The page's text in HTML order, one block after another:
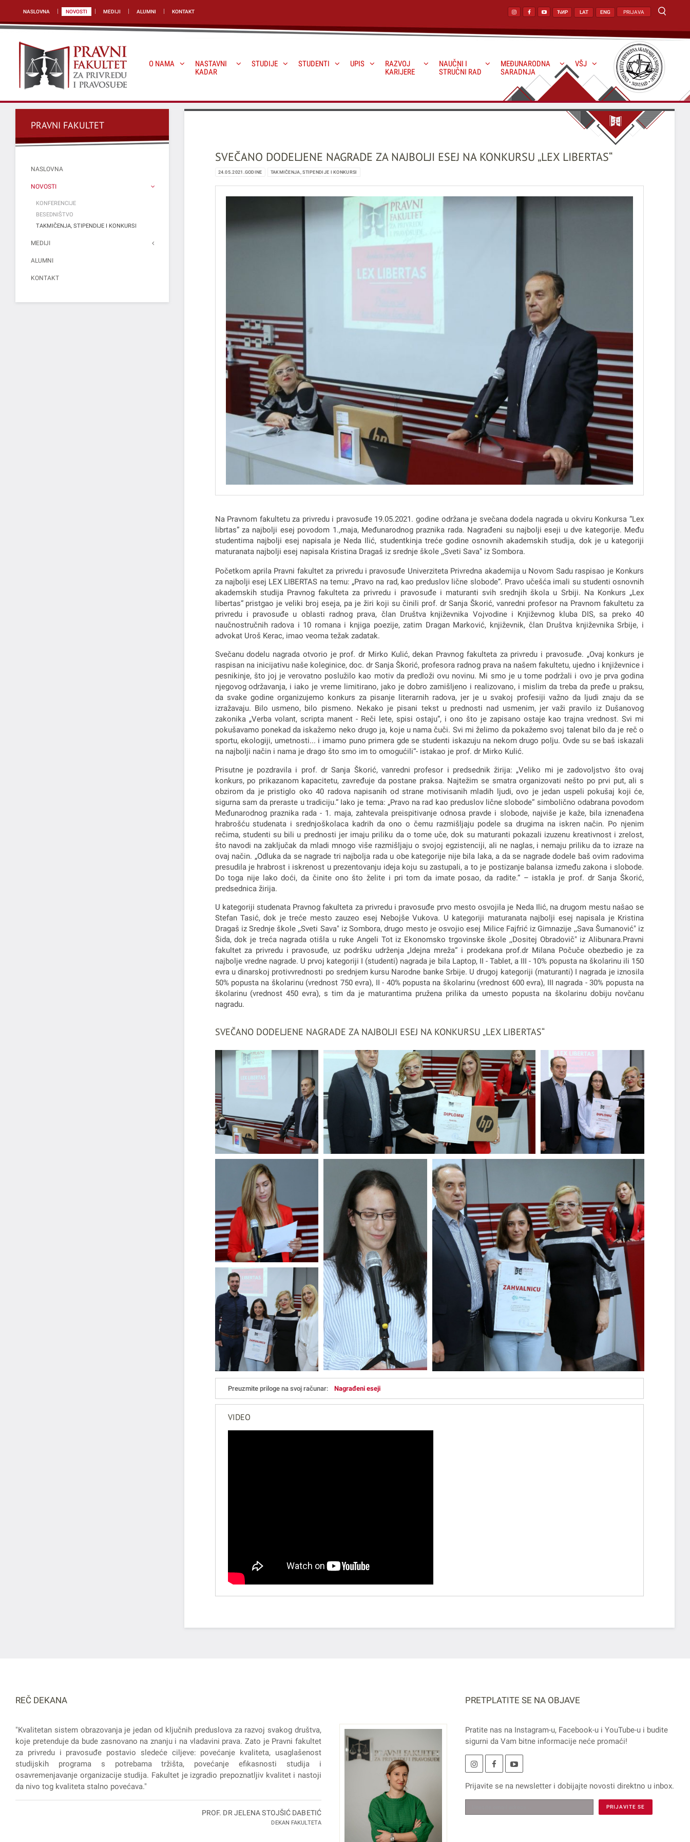
NASLOVNA NOVOSTI MEDIJI ALUMNI KONTAKT PRIJAVA
ЋИР LAT ENG
O NAMA
NASTAVNI
KADAR
STUDIJE STUDENTI UPIS
RAZVOJ
KARIJERE
NAUČNI I
STRUČNI RAD
MEĐUNARODNA
SARADNJA
VŠJ
SVEČANO DODELJENE NAGRADE ZA NAJBOLJI ESEJ NA KONKURSU „LEX LIBERTAS“
24.05.2021.GODINE TAKMIČENJA, STIPENDIJE I KONKURSI
Na Pravnom fakultetu za privredu i pravosuđe 19.05.2021. godine održana je svečana dodela nagrada u okviru Konkursa “Lex
librtas” za najbolji esej povodom 1.,maja, Međunarodnog praznika rada. Nagrađeni su najbolji eseji u dve kategorije. Među
studentima najbolji esej napisala je Neda Ilić, studentkinja treće godine osnovnih akademskih studija, dok je u kategoriji
maturanata najbolji esej napisala Kristina Dragaš iz srednje škole ,,Sveti Sava" iz Sombora.
Početkom aprila Pravni fakultet za privredu i pravosuđe Univerziteta Privredna akademija u Novom Sadu raspisao je Konkurs
za najbolji esej LEX LIBERTAS na temu: „Pravo na rad, kao preduslov lične slobode“. Pravo učešća imali su studenti osnovnih
akademskih studija Pravnog fakulteta za privredu i pravosuđe i maturanti svih srednjih škola u Srbiji. Na Konkurs „Lex
libertas“ pristgao je veliki broj eseja, pa je žiri koji su činili prof. dr Sanja Škorić, vanredni profesor na Pravnom fakultetu za
privredu i pravosuđe u oblasti radnog prava, član Društva književnika Vojvodine i Književnog kluba DIS, sa preko 40
naučnostručnih radova i 10 romana i knjiga poezije, zatim Dragan Marković, književnik, član Društva književnika Srbije, i
advokat Uroš Kerac, imao veoma težak zadatak.
Svečanu dodelu nagrada otvorio je prof. dr Mirko Kulić, dekan Pravnog fakulteta za privredu i pravosuđe. „Ovaj konkurs je
raspisan na inicijativu naše koleginice, doc. dr Sanja Škorić, profesora radnog prava na našem fakultetu, ujedno i književnice i
pesnikinje, što joj je verovatno poslužilo kao motiv da predloži ovu novinu. Mi smo je u tome podržali i ovo je prva godina
njegovog održavanja, i iako je vreme limitirano, jako je dobro zamišljeno i realizovano, i mislim da treba da pređe u praksu,
da svake godine organizujemo konkurs za pisanje literarnih radova, jer je u svakoj profesiji važno da ljudi znaju da se
izražavaju. Bilo usmeno, bilo pismeno. Nekako je pisani tekst u prednosti nad usmenim, jer važi pravilo iz Dušanovog
zakonika „Verba volant, scripta manent - Reči lete, spisi ostaju”, i ono što je zapisano ostaje kao trajna vrednost. Svi mi
pokušavamo ponekad da iskažemo neko drugo ja, koje u nama čuči. Svi mi želimo da pokažemo svoj talenat bilo da je reč o
sportu, ekologiji, umetnosti... i imamo puno primera gde se studenti iskazuju na nekom drugo polju. Ovde su se baš iskazali
na najbolji način i nama je drago što smo im to omogućili“- istakao je prof. dr Mirko Kulić.
Prisutne je pozdravila i prof. dr Sanja Škorić, vanredni profesor i predsednik žirija: „Veliko mi je zadovoljstvo što ovaj
konkurs, po prikazanom kapacitetu, zavređuje da postane praksa. Najtežim se smatra organizovati nešto po prvi put, ali s
obzirom da je pristiglo oko 40 radova napisanih od strane motivisanih mladih ljudi, ovo je jedan uspeli pokušaj koji će,
sigurna sam da preraste u tradiciju.“ Iako je tema: „Pravo na rad kao preduslov lične slobode“ simbolično odabrana povodom
Međunarodnog praznika rada - 1. maja, zahtevala preispitivanje odnosa pravde i slobode, najviše je kaže, bila iznenađena
hrabrošću studenata i srednjoškolaca kadrih da ono o čemu razmišljaju podele sa drugima na iskren način. Po njenim
rečima, studenti su bili u prednosti jer imaju priliku da o tome uče, dok su maturanti pokazali izuzenu kreativnost i zrelost,
što navodi na zaključak da mladi mnogo više razmišljaju o svojoj egzistenciji, ali ne naglas, i nemaju priliku da to izraze na
ovaj način. „Odluka da se nagrade tri najbolja rada u obe kategorije nije bila laka, a da se nagrade dodele baš ovim radovima
presudila je hrabrost i iskrenost u prezentovanju ideja koju su zastupali, a to je postizanje balansa između zakona i slobode.
Do toga nije lako doći, da činite ono što želite i pri tom da imate posao, da radite.“ – istakla je prof. dr Sanja Škorić,
predsednica žirija.
U kategoriji studenata Pravnog fakulteta za privredu i pravosuđe prvo mesto osvojila je Neda Ilić, na drugom mestu našao se
Stefan Tasić, dok je treće mesto zauzeo esej Nebojše Vukova. U kategoriji maturanata najbolji esej napisala je Kristina
Dragaš iz Srednje škole ,,Sveti Sava" iz Sombora, drugo mesto je osvojio esej Milice Fajfrić iz Gimnazije ,,Sava Šumanović" iz
Šida, dok je treća nagrada otišla u ruke Angeli Tot iz Ekonomsko trgovinske škole ,,Dositej Obradovič" iz Alibunara.Pravni
fakultet za privredu i pravosuđe, uz podršku udrženja „Idejna mreža“ i prodekana prof.dr Milana Počuče obezbedio je za
najbolje vredne nagrade. U prvoj kategoriji I (studenti) nagrada je bila Laptop, II - Tablet, a III - 10% popusta na školarinu ili 150
evra u dinarskoj protivvrednosti po srednjem kursu Narodne banke Srbije. U drugoj kategoriji (maturanti) I nagrada je iznosila
50% popusta na školarinu (vrednost 750 evra), II - 40% popusta na školarinu (vrednost 600 evra), III nagrada - 30% popusta na
školarinu (vrednost 450 evra), s tim da je maturantima pružena prilika da umesto popusta na školarinu dobiju novčanu
nagradu.
SVEČANO DODELJENE NAGRADE ZA NAJBOLJI ESEJ NA KONKURSU „LEX LIBERTAS“
Preuzmite priloge na svoj računar: Nagrađeni eseji
VIDEO
PRAVNI FAKULTET
NASLOVNA
NOVOSTI
KONFERENCIJE
BESEDNIŠTVO
TAKMIČENJA, STIPENDIJE I KONKURSI
MEDIJI
ALUMNI
KONTAKT
REČ DEKANA
"Kvalitetan sistem obrazovanja je jedan od ključnih preduslova za razvoj svakog društva,
koje pretenduje da bude zasnovano na znanju i na vladavini prava. Zato je Pravni fakultet
za privredu i pravosuđe postavio sledeće ciljeve: povećanje kvaliteta, usaglašenost
studijskih programa s potrebama tržišta, povećanje efikasnosti studija i
osavremenjavanje organizacije studija. Fakultet je izgradio prepoznatljiv kvalitet i nastoji
da nivo tog kvaliteta stalno povećava."
PROF. DR JELENA STOJŠIĆ DABETIĆ
DEKAN FAKULTETA
PRETPLATITE SE NA OBJAVE
Pratite nas na Instagram-u, Facebook-u i YouTube-u i budite
sigurni da Vam bitne informacije neće promaći!
Prijavite se na newsletteri dobijajte novosti direktno u inbox.